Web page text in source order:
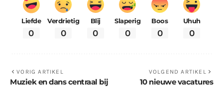
Liefde
0
Verdrietig
0
Blij
0
Slaperig
0
Boos
0
Uhuh
0
VORIG ARTIKEL
Muziek en dans centraal bij
VOLGEND ARTIKEL
10 nieuwe vacatures